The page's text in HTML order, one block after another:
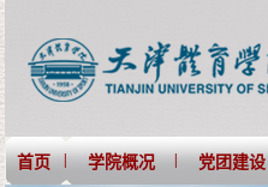
首页 | 学院概况 | 党团建设